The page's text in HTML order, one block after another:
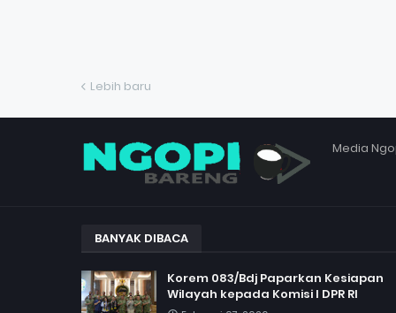
Lebih baru
Media
BANYAK DIBACA
Korem 083/Bdj Paparkan Kesiapan
Wilayah kepada Komisi I DPR RI